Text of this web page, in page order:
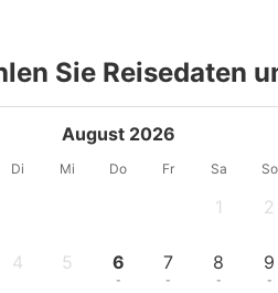
Sie Reisedaten
August 2026
Di Mi Do Fr Sa So
1 2
4 5 6
-
7
-
8
-
9
-